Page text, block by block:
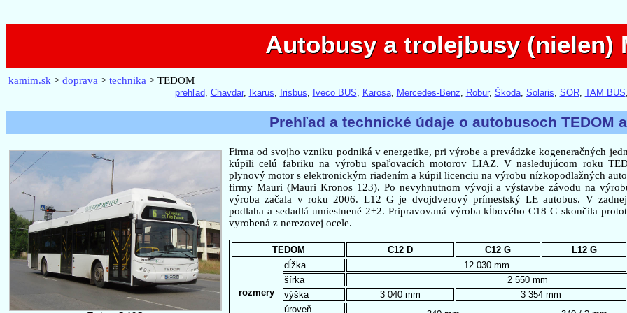
Autobusy a trolejbusy (nielen)
Autobusy a trolejbusy (nielen)
kamim.sk > doprava > technika > TEDOM
prehľad, Chavdar, Ikarus, Irisbus, Iveco BUS, Karosa, Mercedes-Benz, Robur, Škoda, Solaris, SOR, TAM BUS
Prehľad a technické údaje o autobusoch TEDOM
Firma od svojho vzniku podniká v energetike, pri výrobe a prevádzke kogeneračných
kúpili celú fabriku na výrobu spaľovacích motorov LIAZ. V nasledujúcom roku
plynový motor s elektronickým riadením a kúpil licenciu na výrobu nízkopodlažných
firmy Mauri (Mauri Kronos 123). Po nevyhnutnom vývoji a výstavbe závodu na
výroba začala v roku 2006. L12 G je dvojdverový prímestský LE autobus. V
podlaha a sedadlá umiestnené 2+2. Pripravovaná výroba kĺbového C18 G skončila
vyrobená z nerezovej ocele.
TEDOM C12 D C12 G L12 G
rozmery
dĺžka
12 030 mm
šírka
2 550 mm
výška
3 040 mm
3 354 mm
úroveň